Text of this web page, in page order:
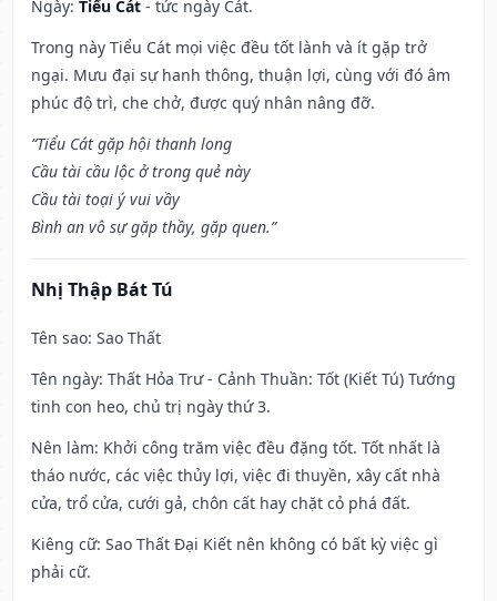
Ngày: Tiểu Cát - tức ngày Cát.
Trong này Tiểu Cát mọi việc đều tốt lành và ít gặp trở
ngại. Mưu đại sự hanh thông, thuận lợi, cùng với đó âm
phúc độ trì, che chở, được quý nhân nâng đỡ.
“Tiểu Cát gặp hội thanh long
Cầu tài cầu lộc ở trong quẻ này
Cầu tài toại ý vui vầy
Bình an vô sự gặp thầy, gặp quen.”
Nhị Thập Bát Tú
Tên sao: Sao Thất
Tên ngày: Thất Hỏa Trư - Cảnh Thuần: Tốt (Kiết Tú) Tướng
tinh con heo, chủ trị ngày thứ 3.
Nên làm: Khởi công trăm việc đều đặng tốt. Tốt nhất là
tháo nước, các việc thủy lợi, việc đi thuyền, xây cất nhà
cửa, trổ cửa, cưới gả, chôn cất hay chặt cỏ phá đất.
Kiêng cữ: Sao Thất Đại Kiết nên không có bất kỳ việc gì
phải cữ.